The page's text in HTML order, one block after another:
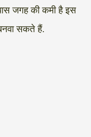
जगह की कमी है इस
सकते हैं.